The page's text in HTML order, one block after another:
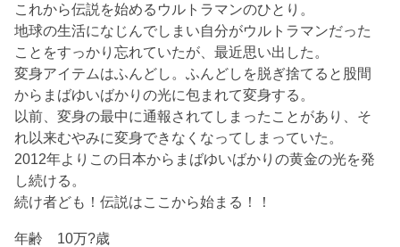
これから伝説を始めるウルトラマンのひとり。
地球の生活になじんでしまい自分がウルトラマンだった
ことをすっかり忘れていたが、最近思い出した。
変身アイテムはふんどし。ふんどしを脱ぎ捨てると股間
からまばゆいばかりの光に包まれて変身する。
以前、変身の最中に通報されてしまったことがあり、そ
れ以来むやみに変身できなくなってしまっていた。
2012年よりこの日本からまばゆいばかりの黄金の光を発
し続ける。
続け者ども！伝説はここから始まる！！
年齢 10万?歳